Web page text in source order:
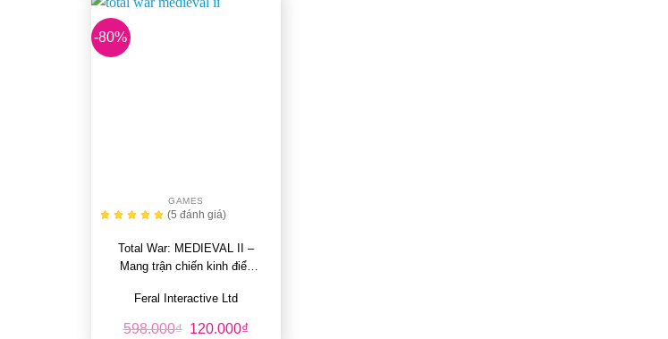
-80%
GAMES
(5 đánh giá)
Total War: MEDIEVAL II –
Mang trận chiến kinh điển
Feral Interactive Ltd
598.000₫ Giá
120.000₫